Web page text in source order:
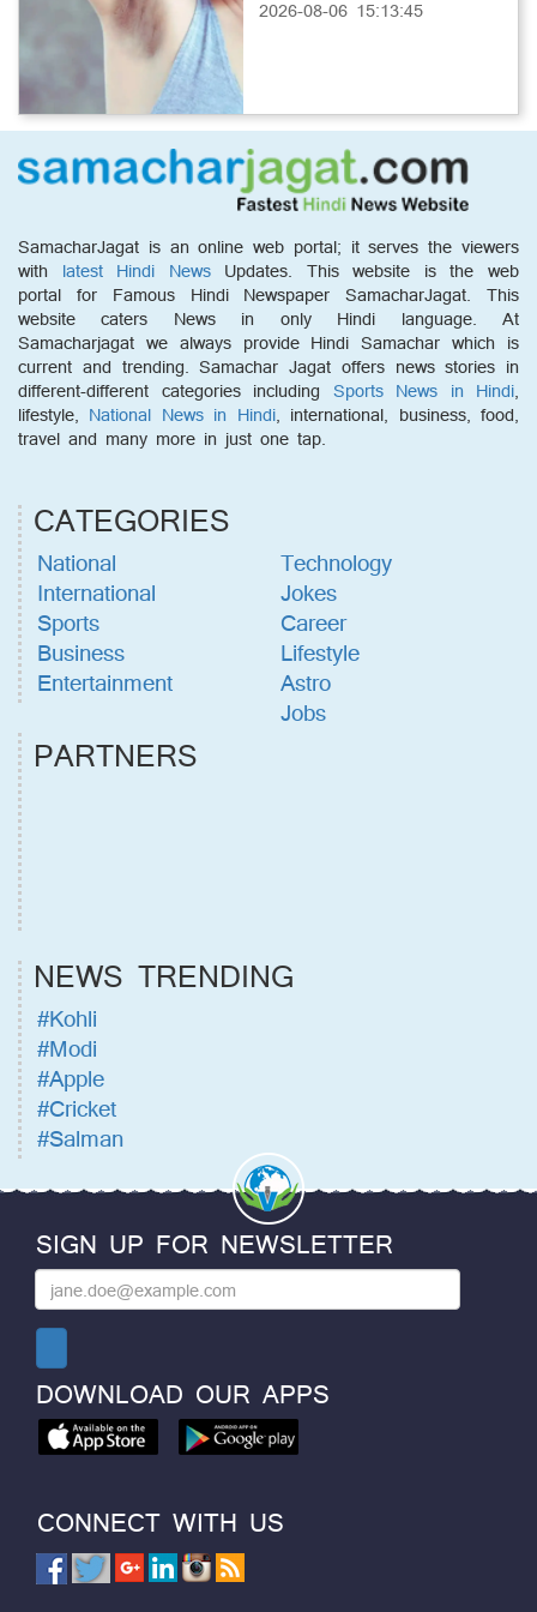
2026-08-06 15:13:45
SamacharJagat is an online web portal; it serves the viewers
with latest Hindi NewsUpdates. This website is the web
portal for Famous Hindi Newspaper SamacharJagat. This
website caters News in only Hindi language. At
Samacharjagat we always provide Hindi Samachar which is
current and trending. Samachar Jagat offers news stories in
different-different categories including Sports News in Hindi,
lifestyle, National News in Hindi, international, business, food,
travel and many more in just one tap.
CATEGORIES
National
International
Sports
Business
Entertainment
Technology
Jokes
Career
Lifestyle
Astro
Jobs
PARTNERS
NEWS TRENDING
#Kohli
#Modi
#Apple
#Cricket
#Salman
SIGN UP FOR NEWSLETTER
DOWNLOAD OUR APPS
CONNECT WITH US